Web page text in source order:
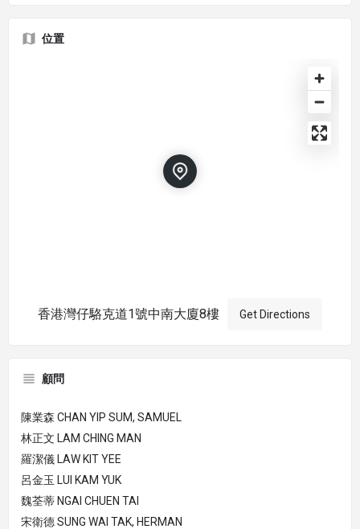
位置
香港灣仔駱克道1號中南大廈8樓 Get Directions
顧問
陳業森 CHAN YIP SUM, SAMUEL
林正文 LAM CHING MAN
羅潔儀 LAW KIT YEE
呂金玉 LUI KAM YUK
魏荃蒂 NGAI CHUEN TAI
宋衛德 SUNG WAI TAK, HERMAN